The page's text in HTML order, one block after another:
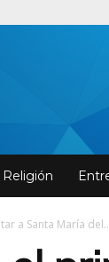
Religión
a Santa María